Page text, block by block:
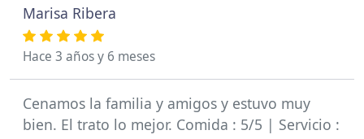
Marisa Ribera
Hace 3 años y 6 meses
Cenamos la familia y amigos y estuvo muy
bien. El trato lo mejor. Comida : 5/5 | Servicio :